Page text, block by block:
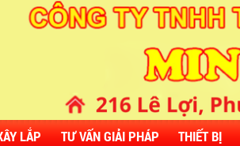
LẮP TƯ VẤN GIẢI PHÁP THIẾT BỊ